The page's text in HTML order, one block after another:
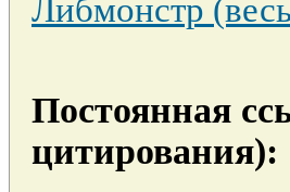
Либмонстр
Постоянная
цитирования):